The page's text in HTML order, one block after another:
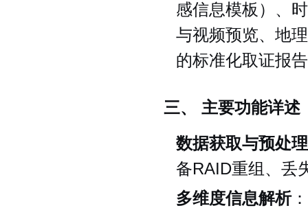
感信息模板）、
与视频预览、地
的标准化取证报
三、 主要功能详述
数据获取与预处理
备RAID重组、丢
多维度信息解析：